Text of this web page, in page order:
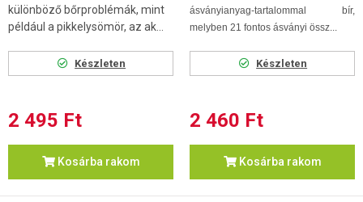
különböző bőrproblémák, mint
például a pikkelysömör, az ak...
Készleten
2 495 Ft
Kosárba rakom
ásványianyag-tartalommal bír,
melyben 21 fontos ásványi össz...
Készleten
2 460 Ft
Kosárba rakom